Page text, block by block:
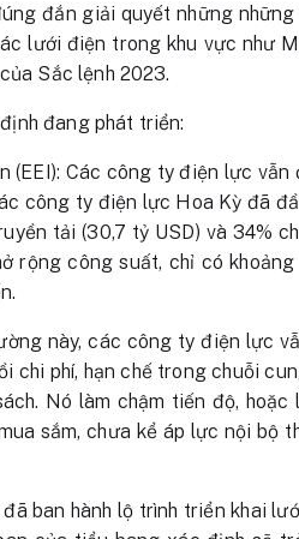
đắn giải quyết những những
lưới điện trong khu vực như
Sắc lệnh 2023.
đang phát triển:
(EEI): Các công ty điện lực
công ty điện lực Hoa Kỳ đã
tải (30,7 tỷ USD) và 34%
rộng công suất, chỉ có
này, các công ty điện lực
chi phí, hạn chế trong chuỗi
Nó làm chậm tiến độ,
sắm, chưa kể áp lực nội bộ
ban hành lộ trình triển khai